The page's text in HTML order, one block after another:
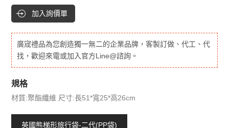
加入詢價單
廣宬禮品為您創造獨一無二的企業品牌，客製訂做、代工、代
找，歡迎來電或加入官方Line@諮詢。
規格
材質:聚酯纖維 尺寸:長51*寬25*高26cm
英國熊梯形旅行袋-二代(PP袋)